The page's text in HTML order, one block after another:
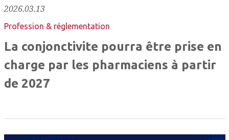
2026.03.13
Profession & réglementation
La conjonctivite pourra être prise en
charge par les pharmaciens à partir
de 2027